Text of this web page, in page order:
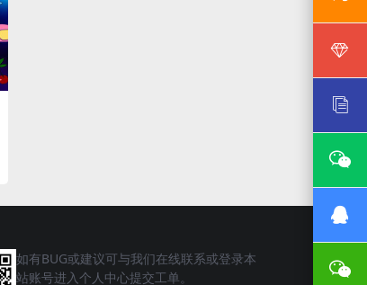
如有BUG或建议可与我们在线联系或登录本
站账号进入个人中心提交工单。